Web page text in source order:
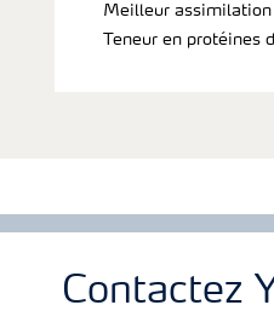
Meilleur
Teneur en protéines
Contactez